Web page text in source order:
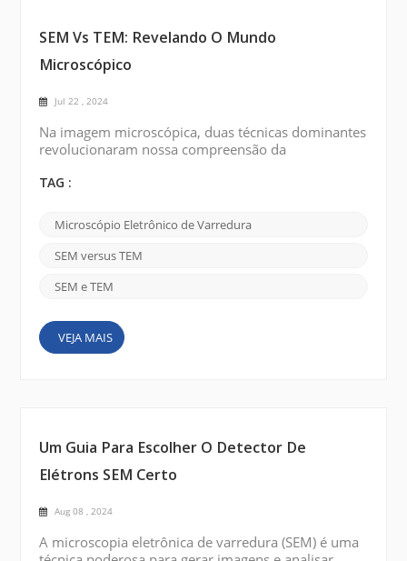
SEM Vs TEM: Revelando O Mundo
Microscópico
Jul 22 , 2024
Na imagem microscópica, duas técnicas dominantes
revolucionaram nossa compreensão da
eletrônica de varredura (SEM) e microscopia
poderosas abriram novos caminhos para uma
variedade de disciplinas científicas, permitindo aos
investigadores aprofundar a composição, estrutura
TAG :
Microscópio Eletrônico de Varredura
SEM versus TEM
SEM e TEM
VEJA MAIS
Um Guia Para Escolher O Detector De
Elétrons SEM Certo
Aug 08 , 2024
A microscopia eletrônica de varredura (SEM) é uma